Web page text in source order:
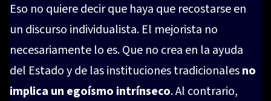
Eso no quiere decir que haya que recostarse en
un discurso individualista. El mejorista no
necesariamente lo es. Que no crea en la ayuda
del Estado y de las instituciones tradicionalesno
implica un egoísmo intrínseco. Al contrario,